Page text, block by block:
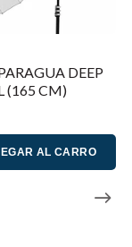
DEEP
(165 CM)
AL CARRO